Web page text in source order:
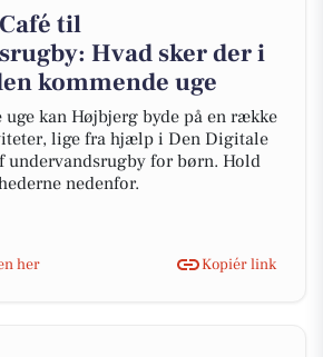
til
Hvad sker der i
kommende uge
kan Højbjerg byde på en række
lige fra hjælp i Den Digitale
undervandsrugby for børn. Hold
nedenfor.
her
Kopiér link